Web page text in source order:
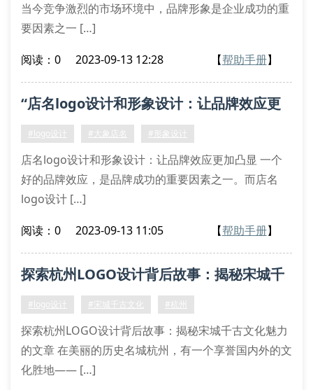
当今竞争激烈的市场环境中，品牌形象是企业成功的重
要因素之一 […]
阅读：0 2023-09-13 12:28 【帮助手册】
“店名logo设计和形象设计：让品牌效应更
加凸显”
#logo设计 #大象店名 #形象设计
店名logo设计和形象设计：让品牌效应更加凸显 一个
好的品牌效应，是品牌成功的重要因素之一。而店名
logo设计 […]
阅读：0 2023-09-13 11:05 【帮助手册】
探索杭州LOGO设计背后故事：揭秘宋城千
古文化魅力
#logo设计 #宋城千古文化 #杭州
探索杭州LOGO设计背后故事：揭秘宋城千古文化魅力
的文章 在美丽的历史名城杭州，有一个享誉国内外的文
化胜地—— […]